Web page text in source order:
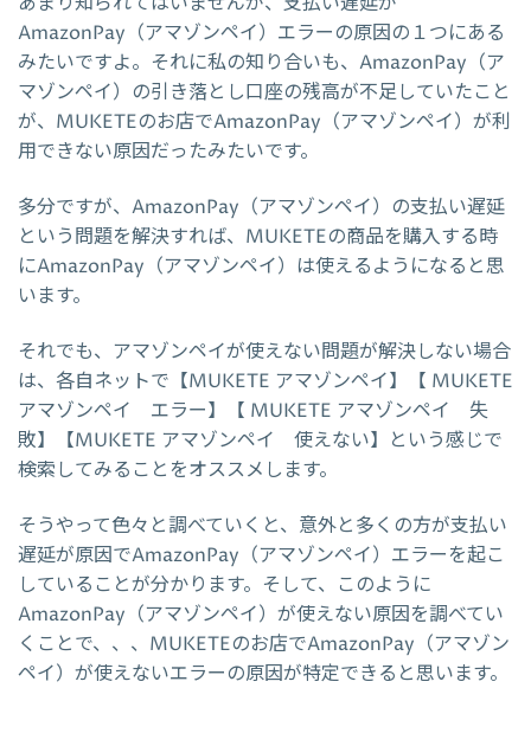
AmazonPay（アマゾンペイ）エラーの原因の１つにある
みたいですよ。それに私の知り合いも、AmazonPay（ア
マゾンペイ）の引き落とし口座の残高が不足していたこと
が、MUKETEのお店でAmazonPay（アマゾンペイ）が利
用できない原因だったみたいです。
多分ですが、AmazonPay（アマゾンペイ）の支払い遅延
という問題を解決すれば、MUKETEの商品を購入する時
にAmazonPay（アマゾンペイ）は使えるようになると思
います。
それでも、アマゾンペイが使えない問題が解決しない場合
は、各自ネットで【MUKETE アマゾンペイ】【 MUKETE
アマゾンペイ エラー】【 MUKETE アマゾンペイ 失
敗】【MUKETE アマゾンペイ 使えない】という感じで
検索してみることをオススメします。
そうやって色々と調べていくと、意外と多くの方が支払い
遅延が原因でAmazonPay（アマゾンペイ）エラーを起こ
していることが分かります。そして、このように
AmazonPay（アマゾンペイ）が使えない原因を調べてい
くことで、、、MUKETEのお店でAmazonPay（アマゾン
ペイ）が使えないエラーの原因が特定できると思います。